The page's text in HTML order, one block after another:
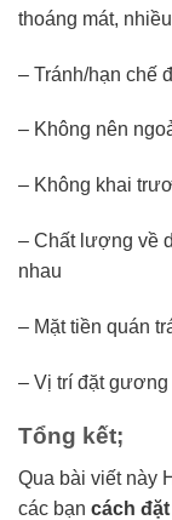
thoáng mát,
– Tránh/hạn chế
– Không nên
– Không khai
– Chất lượng về
nhau
– Mặt tiền quán
– Vị trí đặt
Tổng kết;
Qua bài viết này
các bạn cách